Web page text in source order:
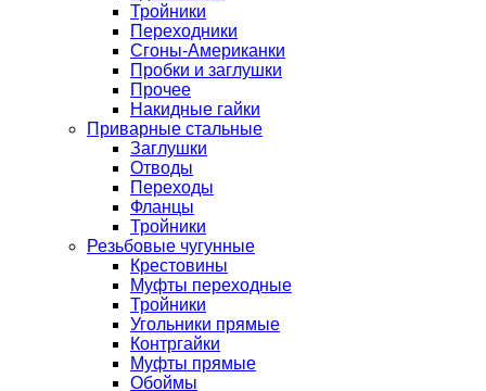
Тройники
Переходники
Сгоны-Американки
Пробки и заглушки
Прочее
Накидные гайки
Приварные стальные
Заглушки
Отводы
Переходы
Фланцы
Тройники
Резьбовые чугунные
Крестовины
Муфты переходные
Тройники
Угольники прямые
Контргайки
Муфты прямые
Обоймы